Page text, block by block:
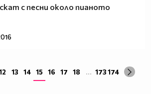
с песни около пианото
13 14 15 16 17 18 ... 173174